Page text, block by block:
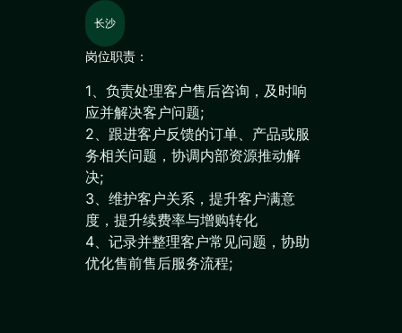
长沙
岗位职责：
1、负责处理客户售后咨询，及时响
应并解决客户问题;
2、跟进客户反馈的订单、产品或服
务相关问题，协调内部资源推动解
决;
3、维护客户关系，提升客户满意
度，提升续费率与增购转化
4、记录并整理客户常见问题，协助
优化售前售后服务流程;